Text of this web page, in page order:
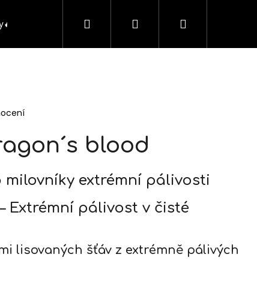
Pražský Voucher
Hledat PřihlášeníNákupní
blood
milovníky extrémní pálivosti
Extrémní pálivost v čisté
lisovaných šťáv z extrémně pálivých